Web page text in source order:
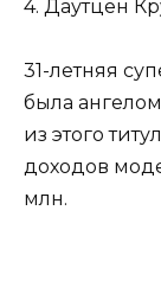
4. Даутцен
31-летняя
была
из этого
доходов
млн.